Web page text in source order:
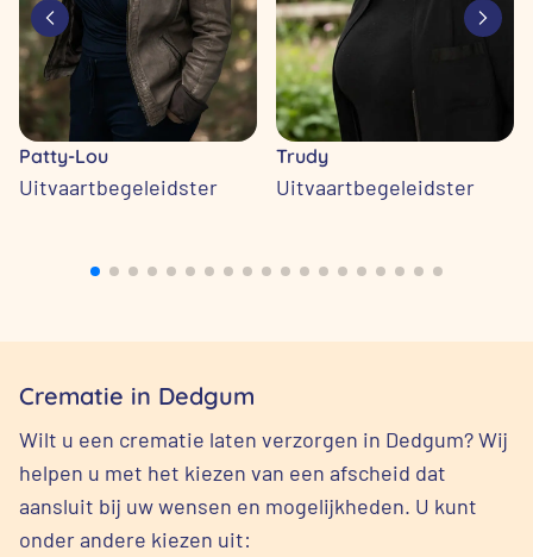
Patty-Lou
Uitvaartbegeleidster
Trudy
Uitvaartbegeleidster
Crematie in Dedgum
Wilt u een crematie laten verzorgen in Dedgum? Wij
helpen u met het kiezen van een afscheid dat
aansluit bij uw wensen en mogelijkheden. U kunt
onder andere kiezen uit: